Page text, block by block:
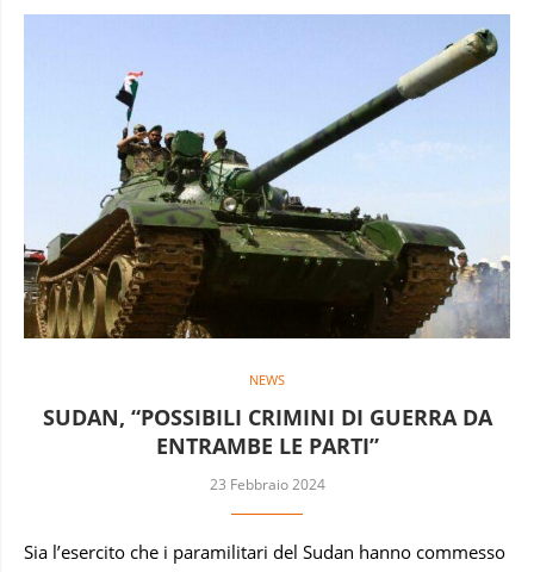
NEWS
SUDAN, “POSSIBILI CRIMINI DI GUERRA DA
ENTRAMBE LE PARTI”
23 Febbraio 2024
Sia l’esercito che i paramilitari del Sudan hanno commesso